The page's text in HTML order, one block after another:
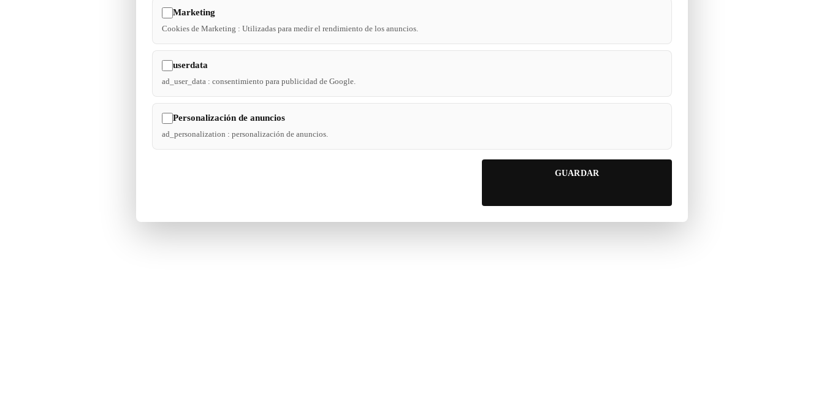
Marketing
Cookies de Marketing : Utilizadas para medir el rendimiento de los anuncios.
userdata
ad_user_data : consentimiento para publicidad de Google.
Personalización de anuncios
ad_personalization : personalización de anuncios.
GUARDAR